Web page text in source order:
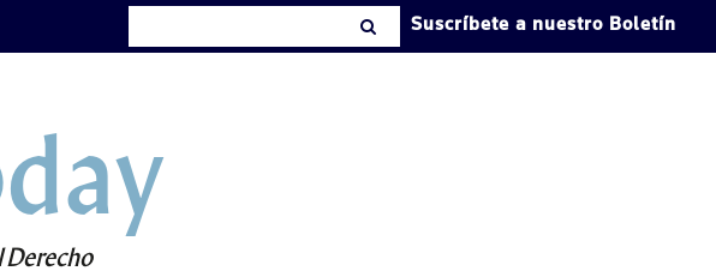
Suscríbete a nuestro Boletín
Derecho